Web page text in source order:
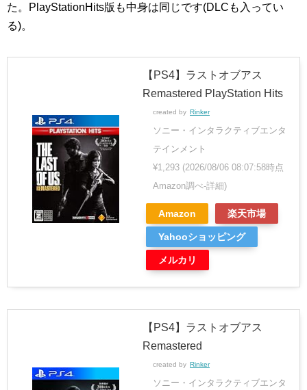
た。PlayStationHits版も中身は同じです(DLCも入ってい
る)。
【PS4】ラストオブアス
Remastered PlayStation Hits
created by Rinker
ソニー・インタラクティブエンタ
テインメント
¥1,293 (2026/08/06 08:07:58時点
Amazon調べ-詳細)
Amazon 楽天市場
Yahooショッピング
メルカリ
【PS4】ラストオブアス
Remastered
created by Rinker
ソニー・インタラクティブエンタ